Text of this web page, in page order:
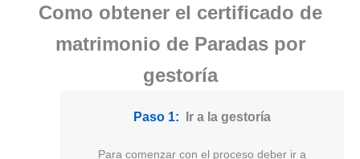
Como obtener el certificado de
matrimonio de Paradas por
gestoría
Paso 1: Ir a la gestoría
Para comenzar con el proceso deber ir a